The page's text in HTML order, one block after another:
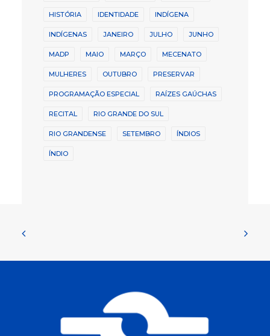
HISTÓRIA IDENTIDADE INDÍGENA
INDÍGENAS JANEIRO JULHO JUNHO
MADP MAIO MARÇO MECENATO
MULHERES OUTUBRO PRESERVAR
PROGRAMAÇÃO ESPECIAL RAÍZES GAÚCHAS
RECITAL RIO GRANDE DO SUL
RIO GRANDENSE SETEMBRO ÍNDIOS
ÍNDIO